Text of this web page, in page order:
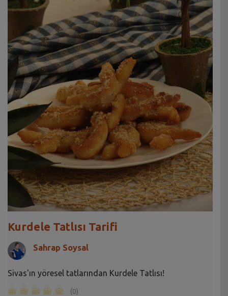
Kurdele Tatlısı Tarifi
Sahrap Soysal
Sivas'ın yöresel tatlarından Kurdele Tatlısı!
(0)